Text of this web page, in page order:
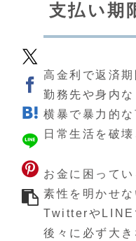
支払い期
高金利で返済
勤務先や身内
横暴で暴力的
日常生活を破
お金に困って
素性を明かせ
TwitterやLINE
後々に必ず大き